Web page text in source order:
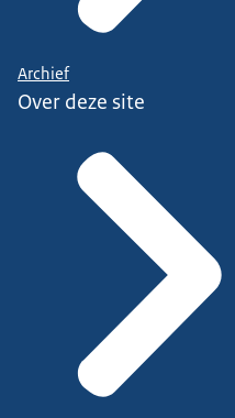
Archief
Over deze site